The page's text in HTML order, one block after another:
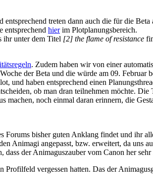
entsprechend treten dann auch die für die
entsprechend hierim Plotplanungsbereich.
ihr unter dem Titel [2] the flame of resistance
. Zudem haben wir von einer
der Beta und die würde am 09.
und haben entsprechend einen
ob man dran teilnehmen möchte.
machen, noch einmal daran erinnern, die
Forums bisher guten Anklang findet und ihr
Animagi angepasst, bzw. erweitert, da uns
dass der Animaguszauber vom Canon her
Profilfeld vergessen hatten. Das der